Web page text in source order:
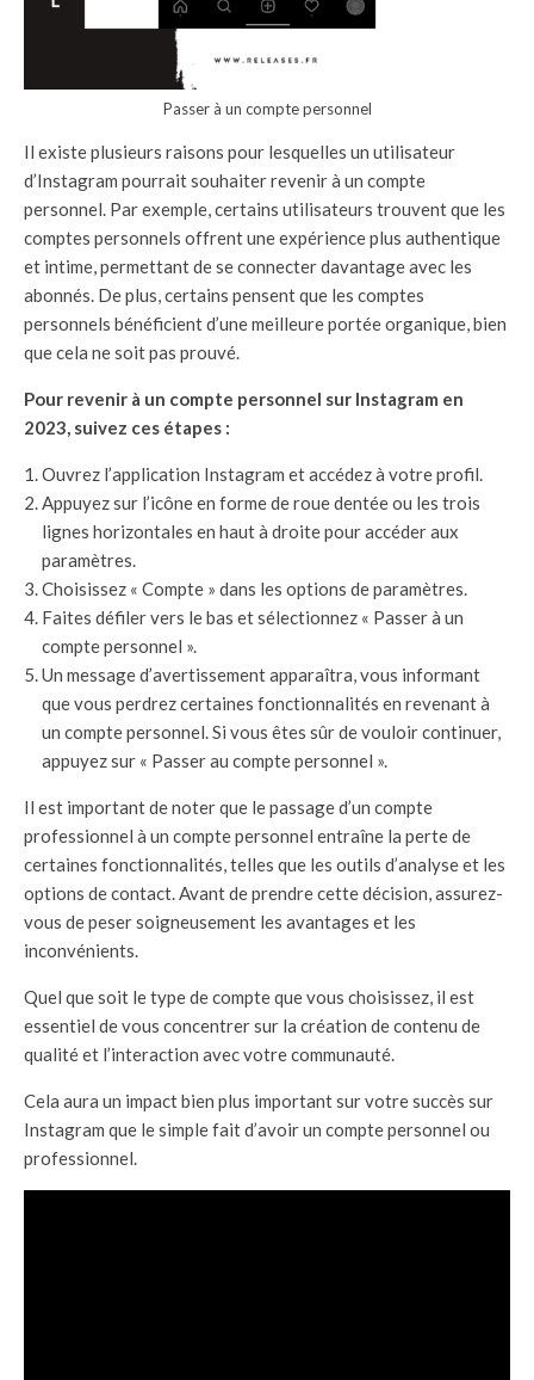
Passer à un compte personnel
Il existe plusieurs raisons pour lesquelles un utilisateur
d’Instagram pourrait souhaiter revenir à un compte
personnel. Par exemple, certains utilisateurs trouvent que les
comptes personnels offrent une expérience plus authentique
et intime, permettant de se connecter davantage avec les
abonnés. De plus, certains pensent que les comptes
personnels bénéficient d’une meilleure portée organique, bien
que cela ne soit pas prouvé.
Pour revenir à un compte personnel sur Instagram en
2023, suivez ces étapes :
Ouvrez l’application Instagram et accédez à votre profil.
Appuyez sur l’icône en forme de roue dentée ou les trois
lignes horizontales en haut à droite pour accéder aux
paramètres.
Choisissez « Compte » dans les options de paramètres.
Faites défiler vers le bas et sélectionnez « Passer à un
compte personnel ».
Un message d’avertissement apparaîtra, vous informant
que vous perdrez certaines fonctionnalités en revenant à
un compte personnel. Si vous êtes sûr de vouloir continuer,
appuyez sur « Passer au compte personnel ».
Il est important de noter que le passage d’un compte
professionnel à un compte personnel entraîne la perte de
certaines fonctionnalités, telles que les outils d’analyse et les
options de contact. Avant de prendre cette décision, assurez-
vous de peser soigneusement les avantages et les
inconvénients.
Quel que soit le type de compte que vous choisissez, il est
essentiel de vous concentrer sur la création de contenu de
qualité et l’interaction avec votre communauté.
Cela aura un impact bien plus important sur votre succès sur
Instagram que le simple fait d’avoir un compte personnel ou
professionnel.